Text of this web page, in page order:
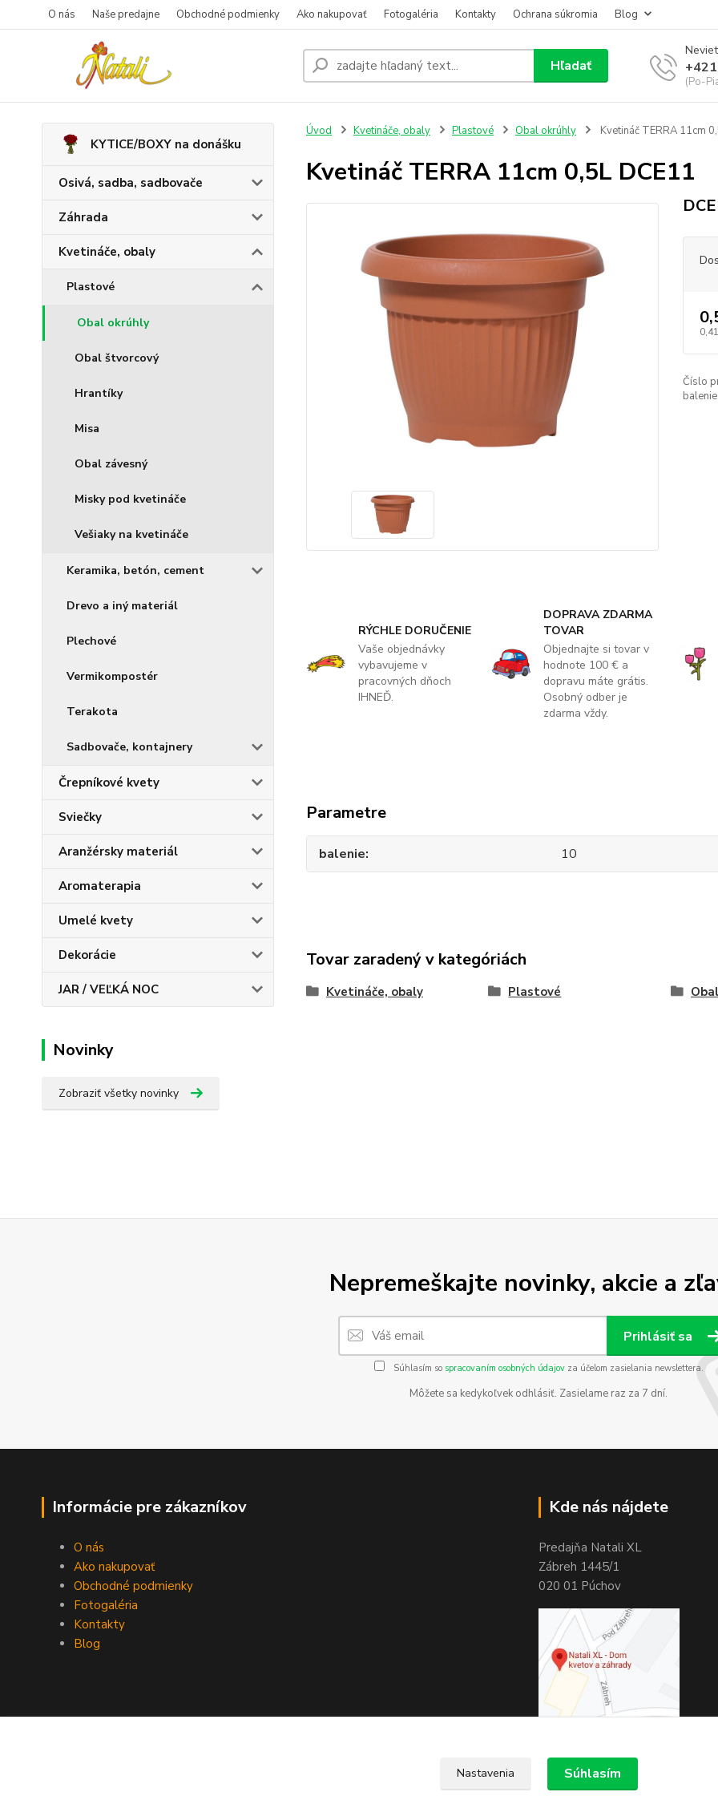
O nás Naše predajne Obchodné podmienky Ako nakupovať Fotogaléria Kontakty Ochrana súkromia Blog
Hľadať
(Po-
KYTICE/BOXY na donášku
Osivá, sadba, sadbovače
Záhrada
Kvetináče, obaly
Plastové
Obal okrúhly
Obal štvorcový
Hrantíky
Misa
Obal závesný
Misky pod kvetináče
Vešiaky na kvetináče
Keramika, betón, cement
Drevo a iný materiál
Plechové
Vermikompostér
Terakota
Sadbovače, kontajnery
Črepníkové kvety
Sviečky
Aranžérsky materiál
Aromaterapia
Umelé kvety
Dekorácie
JAR / VEĽKÁ NOC
Novinky
Zobraziť všetky novinky
Úvod Kvetináče, obaly Plastové Obal okrúhly Kvetináč TERRA 11cm
Kvetináč TERRA 11cm 0,5L DCE11
Číslo
RÝCHLE DORUČENIE
Vaše objednávky
vybavujeme v
pracovných dňoch
IHNEĎ.
DOPRAVA ZDARMA
TOVAR
Objednajte si tovar v
hodnote 100 € a
dopravu máte grátis.
Osobný odber je
zdarma vždy.
Parametre
balenie 10
Tovar zaradený v kategóriách
Kvetináče, obaly Plastové
Nepremeškajte novinky, akcie a
Prihlásiť sa
Súhlasím so spracovaním osobných údajovza účelom zasielania newslettera.
Môžete sa kedykoľvek odhlásiť. Zasielame raz za 7 dní.
Informácie pre zákazníkov
O nás
Ako nakupovať
Obchodné podmienky
Fotogaléria
Kontakty
Blog
Kde nás nájdete
Predajňa Natali XL
Zábreh 1445/1
020 01 Púchov
Nastavenia Súhlasím